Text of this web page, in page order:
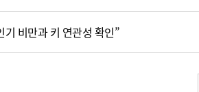
기 비만과 키 연관성 확인”